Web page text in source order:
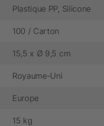
Plastique PP, Silicone
100 / Carton
15,5 x Ø 9,5 cm
Royaume-Uni
Europe
15 kg